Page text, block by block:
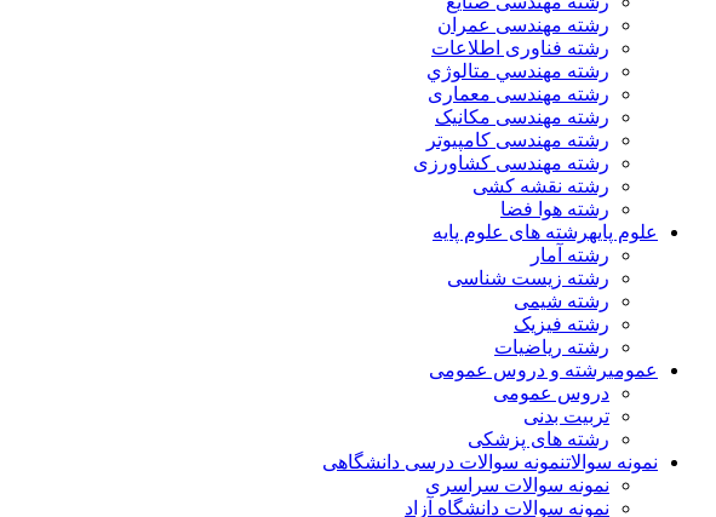
رشته مهندسی عمران
رشته فناوری اطلاعات
رشته مهندسي متالوژي
رشته مهندسی معماری
رشته مهندسی مکانیک
رشته مهندسی کامپیوتر
رشته مهندسی کشاورزی
رشته نقشه کشی
رشته هوا فضا
علوم پایهرشته های علوم پایه
رشته آمار
رشته زیست شناسی
رشته شیمی
رشته فیزیک
رشته ریاضیات
عمومیرشته و دروس عمومی
دروس عمومی
تربیت بدنی
رشته های پزشکی
نمونه سوالاتنمونه سوالات درسی دانشگاهی
نمونه سوالات سراسری
نمونه سوالات دانشگاه آزاد